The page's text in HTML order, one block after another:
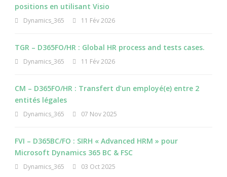
positions en utilisant Visio
Dynamics_365 11 Fév 2026
TGR – D365FO/HR : Global HR process and tests cases.
Dynamics_365 11 Fév 2026
CM – D365FO/HR : Transfert d’un employé(e) entre 2
entités légales
Dynamics_365 07 Nov 2025
FVI – D365BC/FO : SIRH « Advanced HRM » pour
Microsoft Dynamics 365 BC & FSC
Dynamics_365 03 Oct 2025